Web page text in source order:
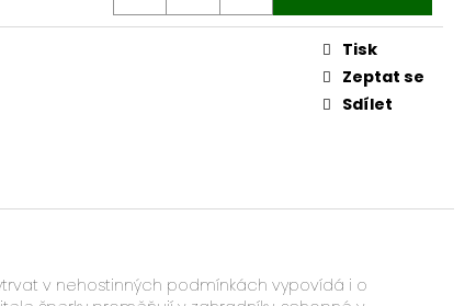
Tisk
Zeptat se
Sdílet
v nehostinných podmínkách vypovídá i o